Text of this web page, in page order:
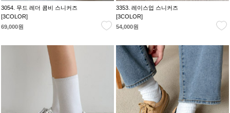
3054. 무드 레더 콤비 스니커즈
[3COLOR]
69,000원
3353. 레이스업 스니커즈
[3COLOR]
54,000원